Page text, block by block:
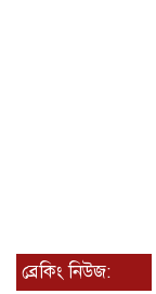
ব্রেকিং নিউজ: